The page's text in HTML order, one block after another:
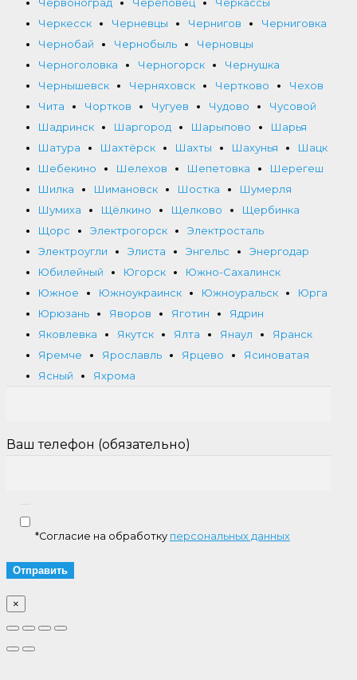
Червоноград
Череповец
Черкассы
Черкесск
Черневцы Чернигов
Черниговка
Чернобай
Чернобыль
Черновцы
Черноголовка
Черногорск
Чернушка
Чернышевск
Черняховск Чертково
Чехов
Чита
Чортков Чугуев Чудово
Чусовой
Шадринск
Шаргород Шарыпово
Шарья
Шатура
Шахтёрск Шахты Шахунья
Шацк
Шебекино
Шелехов Шепетовка
Шерегеш
Шилка
Шимановск Шостка
Шумерля
Шумиха
Щёлкино Щелково
Щербинка
Щорс
Электрогорск
Электросталь
Электроугли
Элиста Энгельс
Энергодар
Юбилейный
Югорск
Южно-Сахалинск
Южное
Южноукраинск Южноуральск
Юрга
Юрюзань
Яворов Яготин
Ядрин
Яковлевка
Якутск Ялта Янаул
Яранск
Яремче
Ярославль Ярцево
Ясиноватая
Ясный
Яхрома
Ваш телефон (обязательно)
*Согласие на обработку персональных данных
×